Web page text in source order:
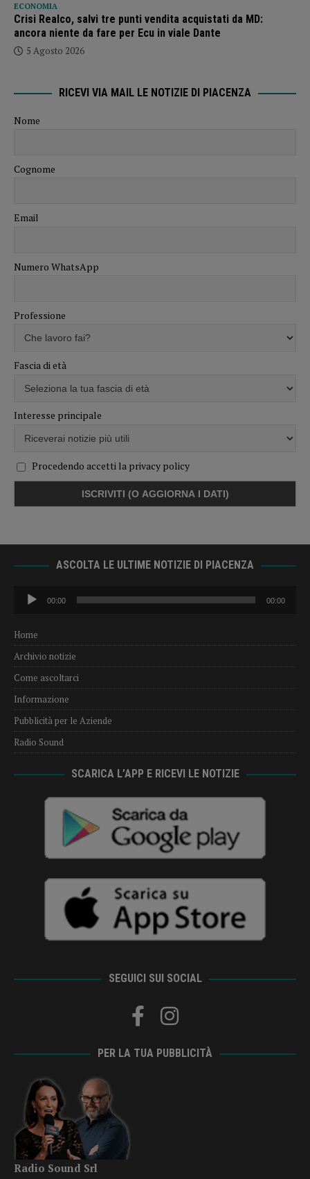
ECONOMIA
Crisi Realco, salvi tre punti vendita acquistati da MD:
ancora niente da fare per Ecu in viale Dante
5 Agosto 2026
RICEVI VIA MAIL LE NOTIZIE DI PIACENZA
Nome
Cognome
Email
Numero WhatsApp
Professione
Fascia di età
Interesse principale
Procedendo accetti la privacy policy
ASCOLTA LE ULTIME NOTIZIE DI PIACENZA
Audio
Player
00:00 00:00
Home
Archivio notizie
Come ascoltarci
Informazione
Pubblicità per le Aziende
Radio Sound
SCARICA L’APP E RICEVI LE NOTIZIE
SEGUICI SUI SOCIAL
PER LA TUA PUBBLICITÀ
Radio Sound Srl